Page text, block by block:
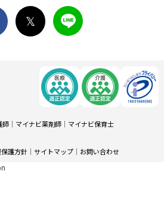
師 │ マイナビ薬剤師 │ マイナビ保育士
護方針 │ サイトマップ │ お問い合わせ